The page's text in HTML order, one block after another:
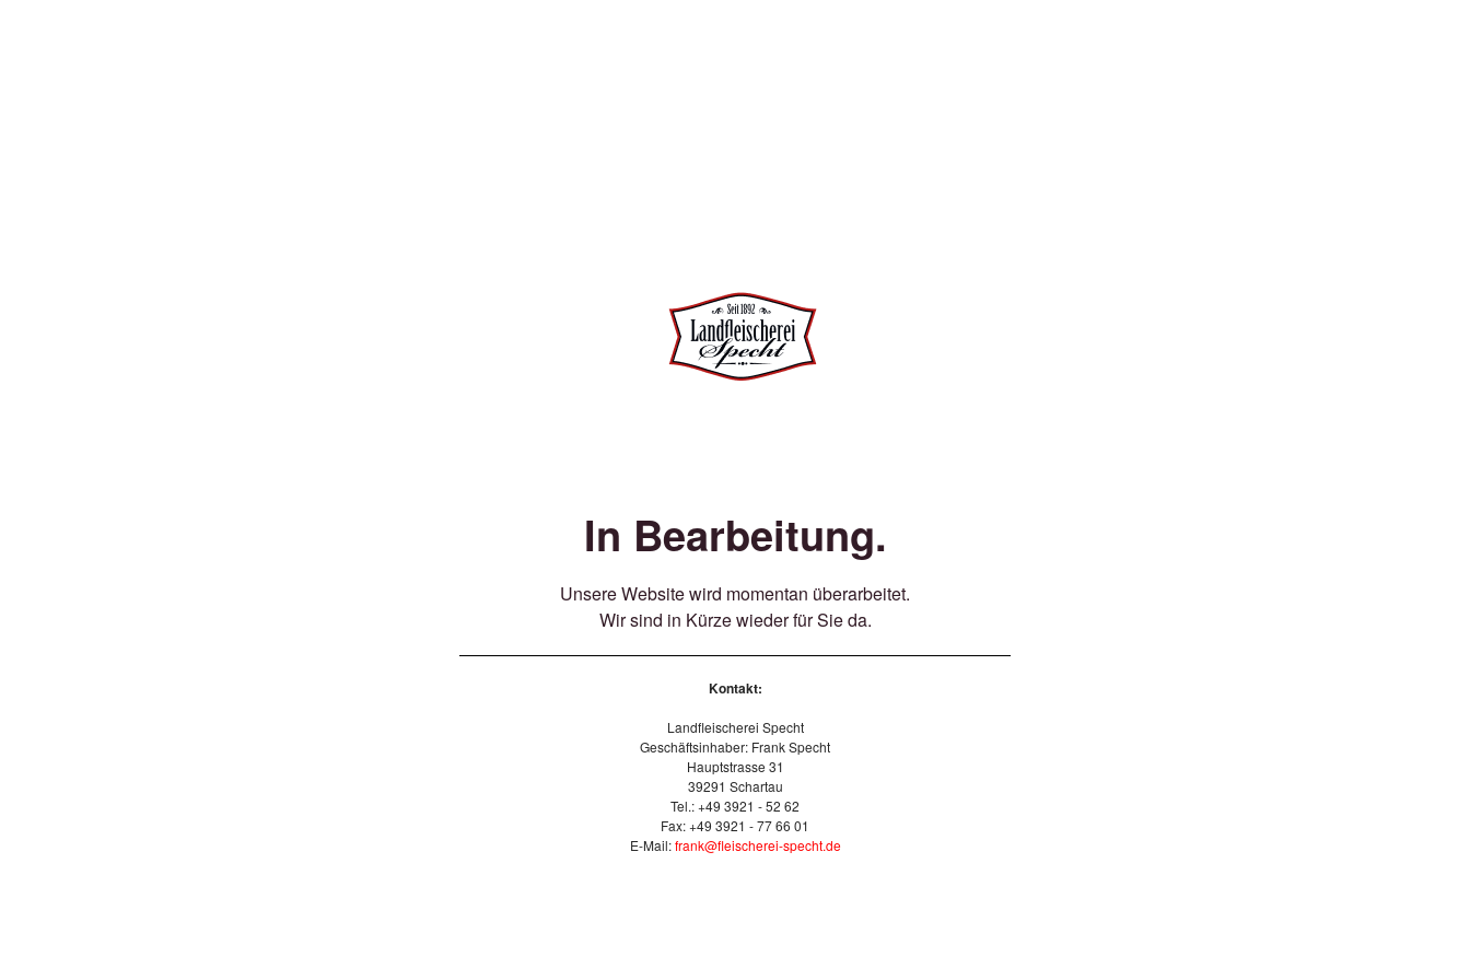
In Bearbeitung.
Unsere Website wird momentan überarbeitet.
Wir sind in Kürze wieder für Sie da.
Kontakt:
Landfleischerei Specht
Geschäftsinhaber: Frank Specht
Hauptstrasse 31
39291 Schartau
Tel.: +49 3921 - 52 62
Fax: +49 3921 - 77 66 01
E-Mail:frank@fleischerei-specht.de